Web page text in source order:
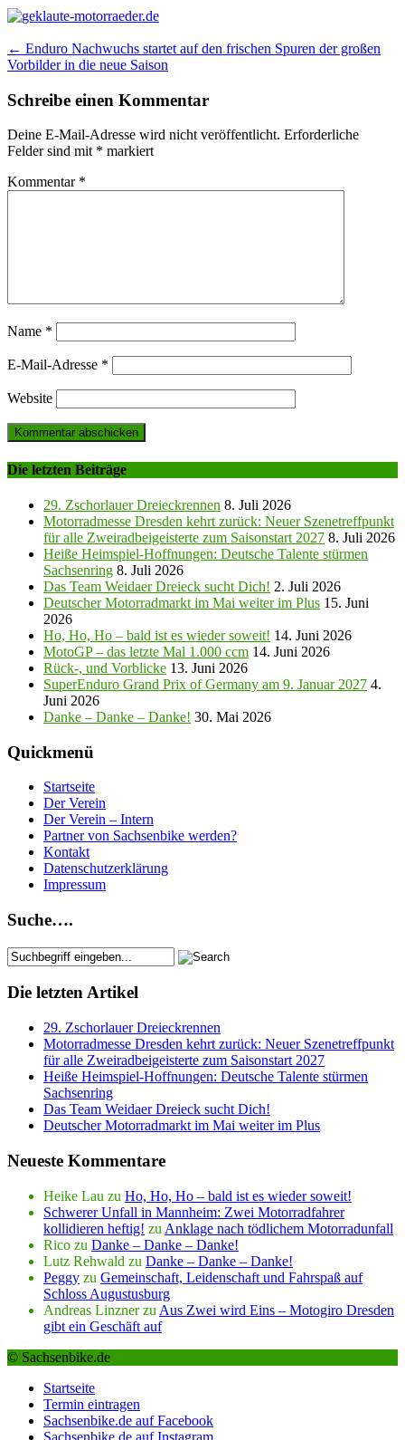
Post
navigation
← Enduro Nachwuchs startet auf den frischen Spuren der großen
Vorbilder in die neue Saison
Schreibe einen Kommentar
Deine E-Mail-Adresse wird nicht veröffentlicht. Erforderliche
Felder sind mit * markiert
Kommentar *
Name *
E-Mail-Adresse *
Website
Die letzten Beiträge
29. Zschorlauer Dreieckrennen 8. Juli 2026
Motorradmesse Dresden kehrt zurück: Neuer Szenetreffpunkt
für alle Zweiradbeigeisterte zum Saisonstart 2027 8. Juli 2026
Heiße Heimspiel-Hoffnungen: Deutsche Talente stürmen
Sachsenring 8. Juli 2026
Das Team Weidaer Dreieck sucht Dich! 2. Juli 2026
Deutscher Motorradmarkt im Mai weiter im Plus 15. Juni
2026
Ho, Ho, Ho – bald ist es wieder soweit! 14. Juni 2026
MotoGP – das letzte Mal 1.000 ccm 14. Juni 2026
Rück-, und Vorblicke 13. Juni 2026
SuperEnduro Grand Prix of Germany am 9. Januar 2027 4.
Juni 2026
Danke – Danke – Danke! 30. Mai 2026
Quickmenü
Startseite
Der Verein
Der Verein – Intern
Partner von Sachsenbike werden?
Kontakt
Datenschutzerklärung
Impressum
Suche….
Die letzten Artikel
29. Zschorlauer Dreieckrennen
Motorradmesse Dresden kehrt zurück: Neuer Szenetreffpunkt
für alle Zweiradbeigeisterte zum Saisonstart 2027
Heiße Heimspiel-Hoffnungen: Deutsche Talente stürmen
Sachsenring
Das Team Weidaer Dreieck sucht Dich!
Deutscher Motorradmarkt im Mai weiter im Plus
Neueste Kommentare
Heike Lau zu Ho, Ho, Ho – bald ist es wieder soweit!
Schwerer Unfall in Mannheim: Zwei Motorradfahrer
kollidieren heftig! zu Anklage nach tödlichem Motorradunfall
Rico zu Danke – Danke – Danke!
Lutz Rehwald zu Danke – Danke – Danke!
Peggy zu Gemeinschaft, Leidenschaft und Fahrspaß auf
Schloss Augustusburg
Andreas Linznerzu Aus Zwei wird Eins – Motogiro Dresden
gibt ein Geschäft auf
© Sachsenbike.de
Startseite
Termin eintragen
Sachsenbike.de auf Facebook
Sachsenbike.de auf Instagram